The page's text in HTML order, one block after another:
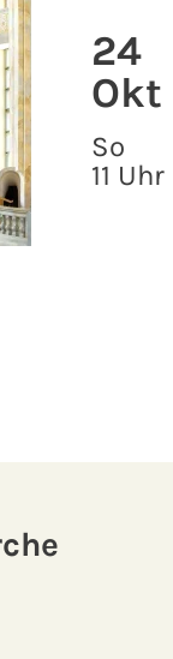
24
Okt
So
11 Uhr